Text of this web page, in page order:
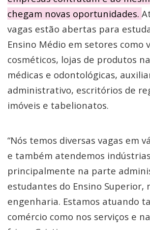
chegam novas oportunidades.
vagas estão abertas para
Ensino Médio em setores como
cosméticos, lojas de produtos
médicas e odontológicas,
administrativo, escritórios de
imóveis e tabelionatos.
“Nós temos diversas vagas em
e também atendemos
principalmente na parte
estudantes do Ensino Superior,
engenharia. Estamos atuando
comércio como nos serviços e